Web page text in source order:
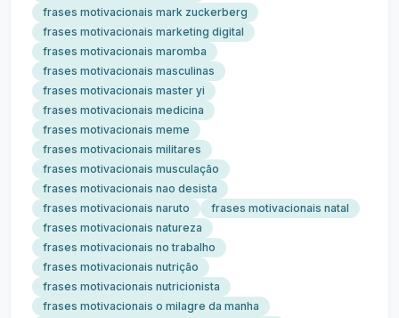
frases motivacionais mark zuckerberg
frases motivacionais marketing digital
frases motivacionais maromba
frases motivacionais masculinas
frases motivacionais master yi
frases motivacionais medicina
frases motivacionais meme
frases motivacionais militares
frases motivacionais musculação
frases motivacionais nao desista
frases motivacionais naruto
frases motivacionais natal
frases motivacionais natureza
frases motivacionais no trabalho
frases motivacionais nutrição
frases motivacionais nutricionista
frases motivacionais o milagre da manha